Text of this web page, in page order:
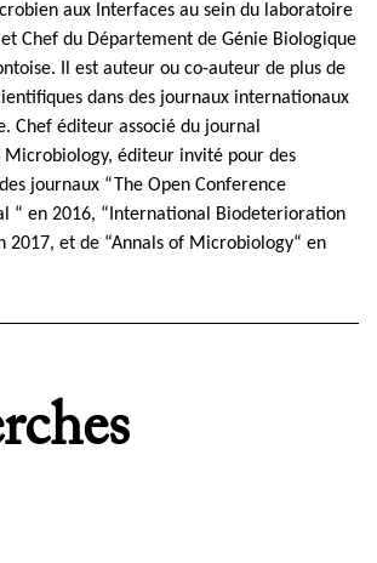
aux Interfaces au sein du laboratoire
et Chef du Département de Génie Biologique
Il est auteur ou co-auteur de plus de
dans des journaux internationaux
Chef éditeur associé du journal
éditeur invité pour des
journaux “The Open Conference
“ en 2016, “International Biodeterioration
2017, et de “Annals of Microbiology“ en